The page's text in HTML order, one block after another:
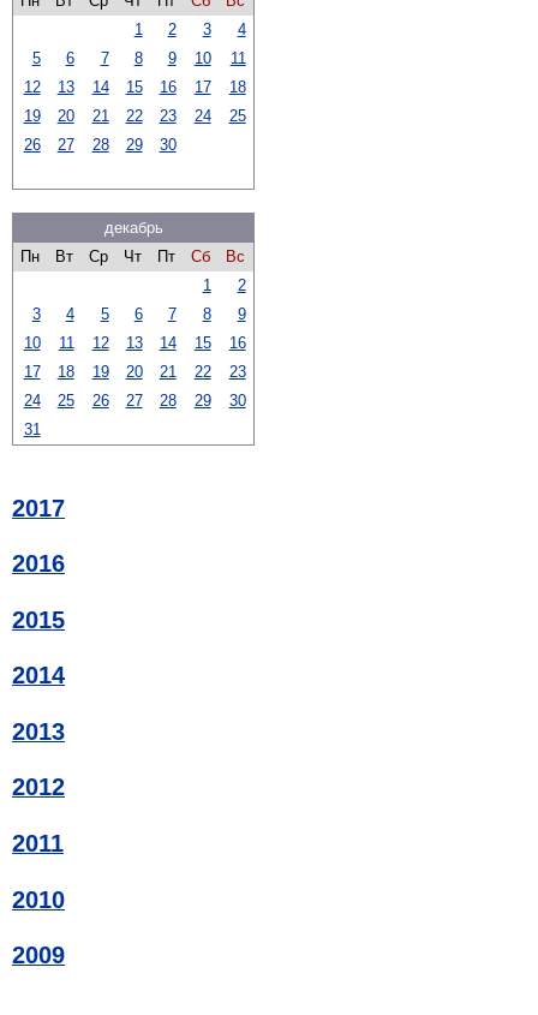
1
2 3
4
5
6 7 8 9 10
11
12
13 14 15 16 17
18
19
20 21 22 23 24
25
26
27 28 29 30
декабрь
Пн
Вт Ср Чт Пт Сб
Вс
1
2
3
4 5 6 7 8
9
10
11 12 13 14 15
16
17
18 19 20 21 22
23
24
25 26 27 28 29
30
31
2017
2016
2015
2014
2013
2012
2011
2010
2009